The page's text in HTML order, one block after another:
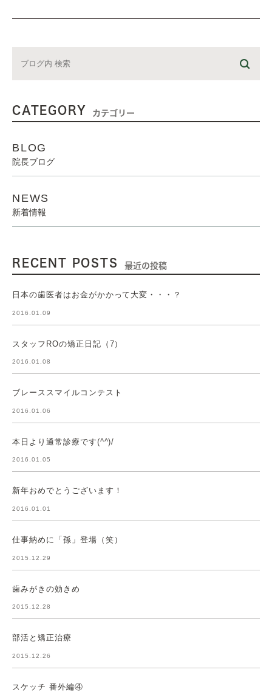
CATEGORY カテゴリー
BLOG
院長ブログ
NEWS
新着情報
RECENT POSTS 最近の投稿
日本の歯医者はお金がかかって大変・・・？
2016.01.09
スタッフROの矯正日記（7）
2016.01.08
ブレーススマイルコンテスト
2016.01.06
本日より通常診療です(^^)/
2016.01.05
新年おめでとうございます！
2016.01.01
仕事納めに「孫」登場（笑）
2015.12.29
歯みがきの効きめ
2015.12.28
部活と矯正治療
2015.12.26
スケッチ 番外編④